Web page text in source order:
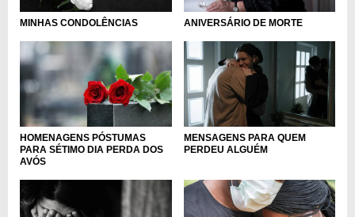
MINHAS CONDOLÊNCIAS ANIVERSÁRIO DE MORTE
HOMENAGENS PÓSTUMAS
PARA SÉTIMO DIA PERDA DOS
AVÓS
MENSAGENS PARA QUEM
PERDEU ALGUÉM